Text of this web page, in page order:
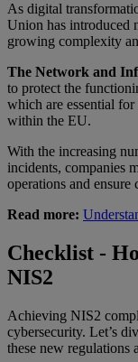
As digital
Union has introduced
growing complexity
The Network and
to protect the
which are essential
within the EU.
With the increasing
incidents, companies
operations and ensure
Read more:
Checklist -
NIS2
Achieving NIS2
cybersecurity. Let’s
these new regulations